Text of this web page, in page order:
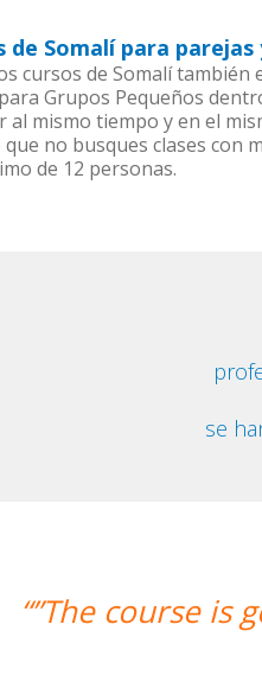
de Somalí para
cursos de Somalí
Grupos Pequeños
al mismo tiempo y en el
no busques clases con
de 12 personas.
se
and Eugenia,
greatly.